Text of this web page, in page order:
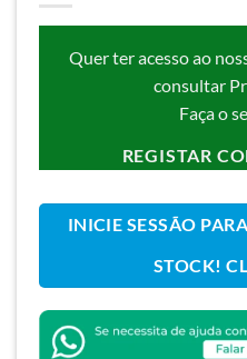
Quer ter acesso ao
consultar
Faça o
REGISTAR
INICIE SESSÃO
STOCK!